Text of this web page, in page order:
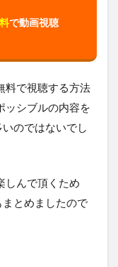
で動画視聴
料で視聴する方法
ッシブルの内容を
のではないでし
しんで頂くため
とめましたので